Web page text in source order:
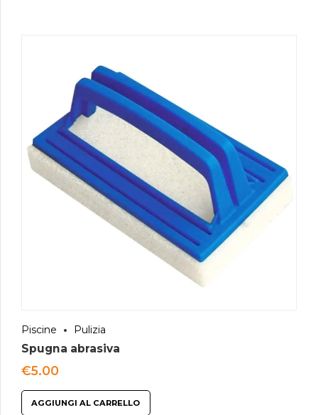
Piscine Pulizia
Spugna abrasiva
€5.00
AGGIUNGI AL CARRELLO